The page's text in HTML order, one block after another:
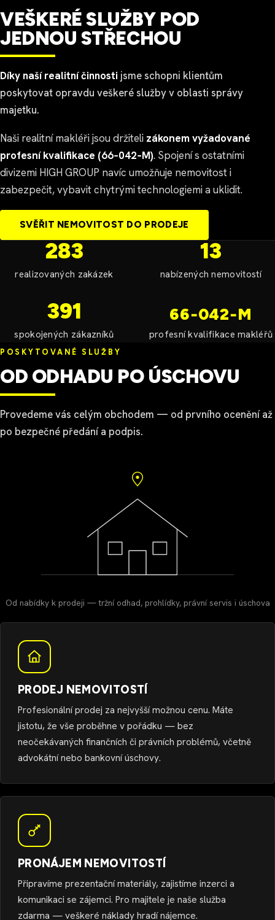
VEŠKERÉ SLUŽBY POD
JEDNOU STŘECHOU
Díky naší realitní činnosti jsme schopni klientům
poskytovat opravdu veškeré služby v oblasti správy
majetku.
Naši realitní makléři jsou držiteli zákonem vyžadované
profesní kvalifikace (66‑042‑M). Spojení s ostatními
divizemi HIGH GROUP navíc umožňuje nemovitost i
zabezpečit, vybavit chytrými technologiemi a uklidit.
SVĚŘIT NEMOVITOST DO PRODEJE
283
realizovaných zakázek
13
nabízených nemovitostí
391
spokojených zákazníků
66‑042‑M
profesní kvalifikace makléřů
POSKYTOVANÉ SLUŽBY
OD ODHADU PO ÚSCHOVU
Provedeme vás celým obchodem — od prvního ocenění až
po bezpečné předání a podpis.
Od nabídky k prodeji — tržní odhad, prohlídky, právní servis i úschova
PRODEJ NEMOVITOSTÍ
Profesionální prodej za nejvyšší možnou cenu. Máte
jistotu, že vše proběhne v pořádku — bez
neočekávaných finančních či právních problémů, včetně
advokátní nebo bankovní úschovy.
PRONÁJEM NEMOVITOSTÍ
Připravíme prezentační materiály, zajistíme inzerci a
komunikaci se zájemci. Pro majitele je naše služba
zdarma — veškeré náklady hradí nájemce.